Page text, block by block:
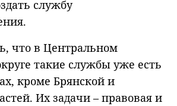
службу
что в Центральном
такие службы уже есть
кроме Брянской и
Их задачи – правовая и